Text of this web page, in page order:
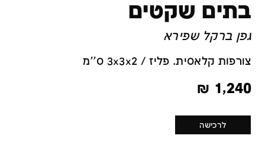
בתים שקטים
גפן ברקל שפירא
צורפות קלאסית. פליז / 3x3x2 ס''מ
1,240
₪
לרכישה